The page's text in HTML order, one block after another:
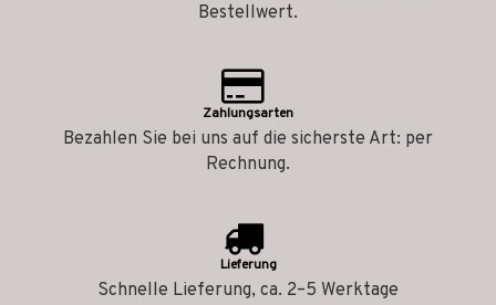
Bestellwert.
Zahlungsarten
Bezahlen Sie bei uns auf die sicherste Art: per
Rechnung.
Lieferung
Schnelle Lieferung, ca. 2–5 Werktage